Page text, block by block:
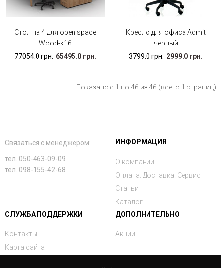
Стол на 4 для open space
Wood-k16
77054.0 грн. 65495.0 грн.
Кресло для офиса Admit
черный
3799.0 грн. 2999.0 грн.
Показано с 1 по 46 из 46 (всего 1 страниц)
Связаться с менеджером:
тел. 050-463-09-09
тел. 098-155-42-68
ИНФОРМАЦИЯ
О компании
Оплата. Доставка. Сервис
Статьи
Каталог
СЛУЖБА ПОДДЕРЖКИ
Контакты
Карта сайта
ДОПОЛНИТЕЛЬНО
Акции